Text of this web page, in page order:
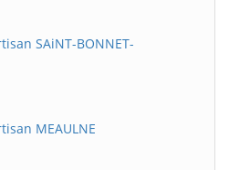
SAiNT-BONNET-
MEAULNE